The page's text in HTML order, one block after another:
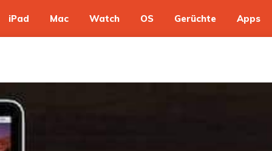
iPad Mac Watch OS Gerüchte Apps